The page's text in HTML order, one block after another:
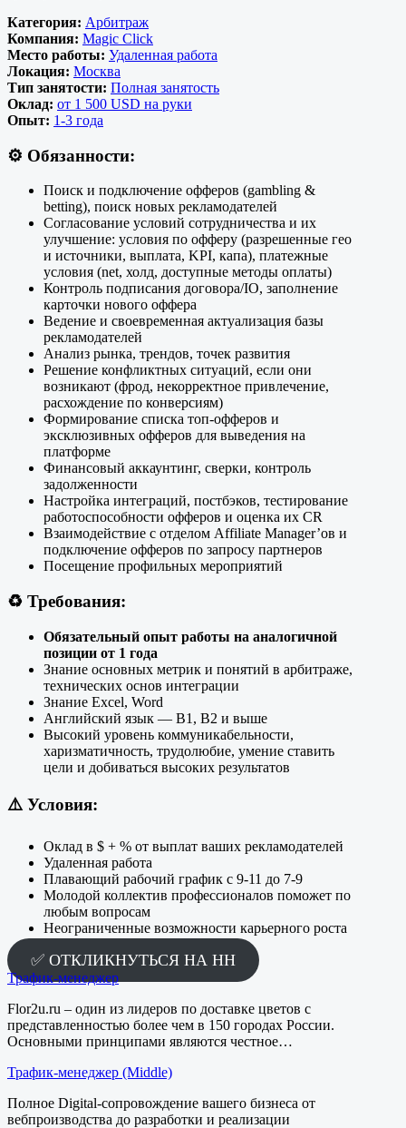
Категория: Арбитраж
Компания: Magic Click
Место работы: Удаленная работа
Локация: Москва
Тип занятости: Полная занятость
Оклад: от 1 500 USD на руки
Опыт: 1-3 года
⚙️ Обязанности:
Поиск и подключение офферов (gambling &
betting), поиск новых рекламодателей
Согласование условий сотрудничества и их
улучшение: условия по офферу (разрешенные гео
и источники, выплата, KPI, капа), платежные
условия (net, холд, доступные методы оплаты)
Контроль подписания договора/IO, заполнение
карточки нового оффера
Ведение и своевременная актуализация базы
рекламодателей
Анализ рынка, трендов, точек развития
Решение конфликтных ситуаций, если они
возникают (фрод, некорректное привлечение,
расхождение по конверсиям)
Формирование списка топ-офферов и
эксклюзивных офферов для выведения на
платформе
Финансовый аккаунтинг, сверки, контроль
задолженности
Настройка интеграций, постбэков, тестирование
работоспособности офферов и оценка их CR
Взаимодействие с отделом Affiliate Manager’ов и
подключение офферов по запросу партнеров
Посещение профильных мероприятий
♻️ Требования:
Обязательный опыт работы на аналогичной
позиции от 1 года
Знание основных метрик и понятий в арбитраже,
технических основ интеграции
Знание Excel, Word
Английский язык — В1, В2 и выше
Высокий уровень коммуникабельности,
харизматичность, трудолюбие, умение ставить
цели и добиваться высоких результатов
⚠️ Условия:
Оклад в $ + % от выплат ваших рекламодателей
Удаленная работа
Плавающий рабочий график с 9-11 до 7-9
Молодой коллектив профессионалов поможет по
любым вопросам
Неограниченные возможности карьерного роста
✅ ОТКЛИКНУТЬСЯ НА HH
Трафик-менеджер
Flor2u.ru – один из лидеров по доставке цветов с
представленностью более чем в 150 городах России.
Основными принципами являются честное…
Трафик-менеджер (Middle)
Полное Digital-сопровождение вашего бизнеса от
вебпроизводства до разработки и реализации